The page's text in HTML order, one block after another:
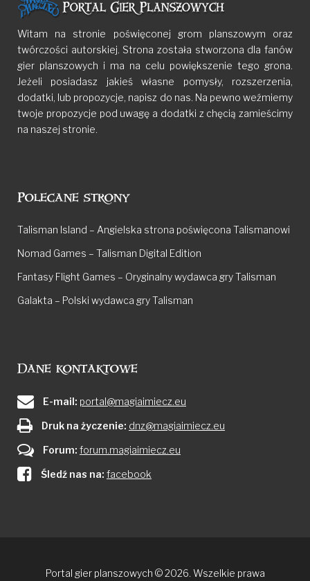
Witam na stronie poświęconej grom planszowym oraz
twórczości autorskiej. Strona została stworzona dla fanów
gier planszowych i ma na celu powiększenie tego grona.
Jeżeli posiadasz jakieś własne pomysły, rozszerzenia,
dodatki, lub propozycje, napisz do nas. Na pewno weźmiemy
twoje propozycje pod uwagę a dodatki z chęcią zamieścimy
na naszej stronie.
Polecane strony
Talisman Island – Angielska strona poświęcona Talismanowi
Nomad Games – Talisman Digital Edition
Fantasy Flight Games – Oryginalny wydawca gry Talisman
Galakta – Polski wydawca gry Talisman
Dane kontaktowe
E-mail: portal@magiaimiecz.eu
Druk na życzenie: dnz@magiaimiecz.eu
Forum: forum.magiaimiecz.eu
Śledź nas na: facebook
Portal gier planszowych © 2026. Wszelkie prawa